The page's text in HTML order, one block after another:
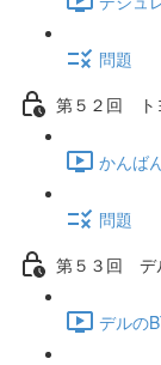
問題
第５２回 ト
かんば
問題
第５３回 デ
デルの